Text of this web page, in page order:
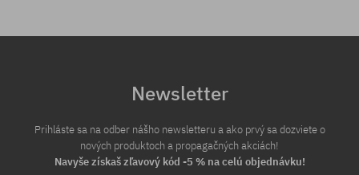
Newsletter
Prihláste sa na odber nášho newsletteru a ako prvý sa dozviete o
nových produktoch a propagačných akciách!
Navyše získaš zľavový kód -5 % na celú objednávku!